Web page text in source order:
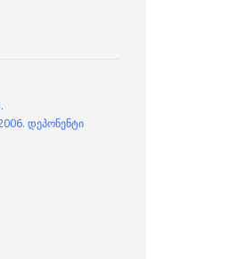
დეპონენტი